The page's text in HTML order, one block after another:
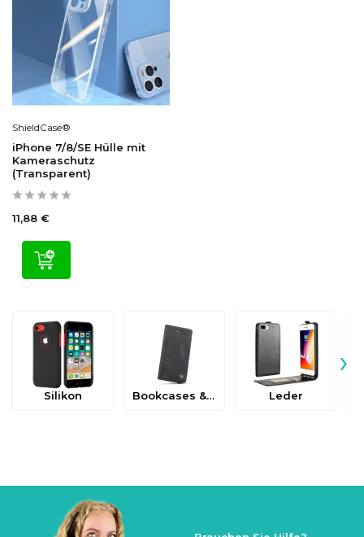
ShieldCase®
iPhone 7/8/SE Hülle mit
Kameraschutz
(Transparent)
11,88 €
Silikon Bookcases & Flip Cases Leder
›